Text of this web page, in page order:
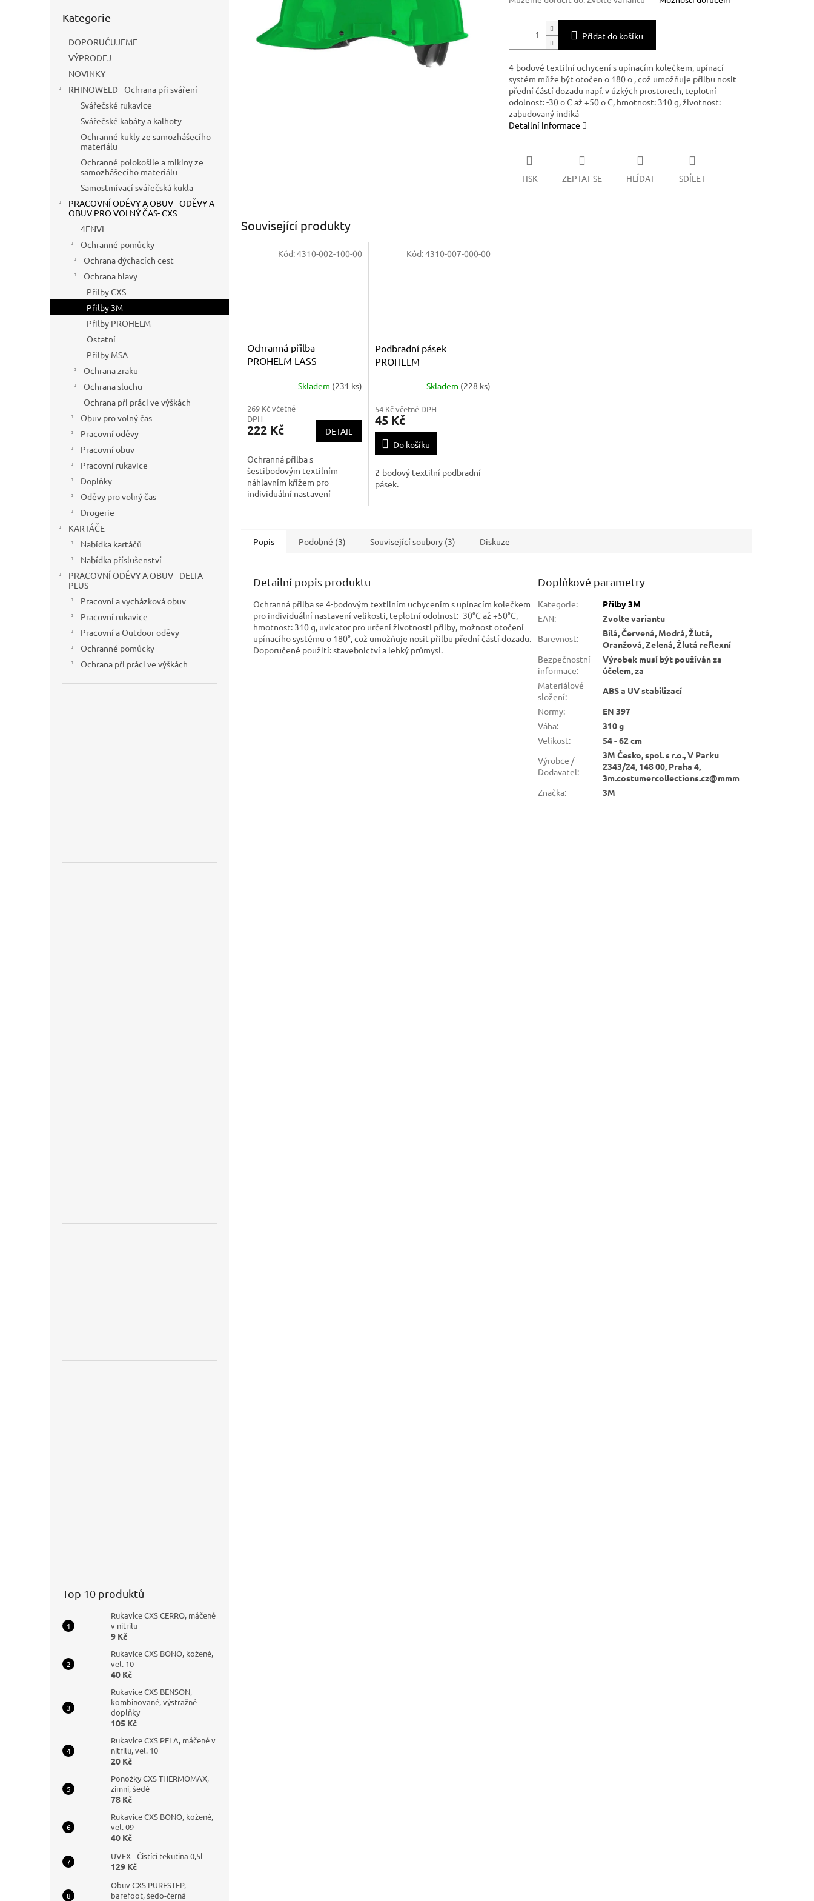
kategorie
Kategorie
DOPORUČUJEME
VÝPRODEJ
NOVINKY
RHINOWELD - Ochrana při sváření
Svářečské rukavice
Svářečské kabáty a kalhoty
Ochranné kukly ze samozhášecího
materiálu
Ochranné polokošile a mikiny ze
samozhášecího materiálu
Samostmívací svářečská kukla
PRACOVNÍ ODĚVY A OBUV - ODĚVY A
OBUV PRO VOLNÝ ČAS- CXS
4ENVI
Ochranné pomůcky
Ochrana dýchacích cest
Ochrana hlavy
Přilby CXS
Přilby 3M
Přilby PROHELM
Ostatní
Přilby MSA
Ochrana zraku
Ochrana sluchu
Ochrana při práci ve výškách
Obuv pro volný čas
Pracovní oděvy
Pracovní obuv
Pracovní rukavice
Doplňky
Oděvy pro volný čas
Drogerie
KARTÁČE
Nabídka kartáčů
Nabídka příslušenství
PRACOVNÍ ODĚVY A OBUV - DELTA
PLUS
Pracovní a vycházková obuv
Pracovní rukavice
Pracovní a Outdoor oděvy
Ochranné pomůcky
Ochrana při práci ve výškách
Top 10 produktů
Rukavice CXS CERRO, máčené
v nitrilu
9 Kč
Rukavice CXS BONO, kožené,
vel. 10
40 Kč
Rukavice CXS BENSON,
kombinované, výstražné
doplňky
105 Kč
Rukavice CXS PELA, máčené v
nitrilu, vel. 10
20 Kč
Ponožky CXS THERMOMAX,
zimní, šedé
78 Kč
Rukavice CXS BONO, kožené,
vel. 09
40 Kč
UVEX - Čistící tekutina 0,5l
129 Kč
Obuv CXS PURESTEP,
barefoot, šedo-černá
Přidat do košíku
4-bodové textilní uchycení s upínacím kolečkem, upínací
systém může být otočen o 180 o , což umožňuje přilbu nosit
přední částí dozadu např. v úzkých prostorech, teplotní
odolnost: -30 o C až +50 o C, hmotnost: 310 g, životnost:
zabudovaný indiká
Detailní informace
TISK ZEPTAT SE HLÍDAT SDÍLET
Související produkty
Ochranná přilba
PROHELM LASS
Skladem (231 ks)
269 Kč včetně
DPH
222 Kč DETAIL
Ochranná přilba s
šestibodovým textilním
náhlavním křížem pro
individuální nastavení
odolná vůči teplotám -20
Kód:4310-002-100-00
Podbradní pásek
PROHELM
Skladem (228 ks)
54 Kč včetně DPH
45 Kč
Do košíku
2-bodový textilní podbradní
pásek.
Kód:4310-007-000-00
Popis Podobné (3) Související soubory (3) Diskuze
Detailní popis produktu
Ochranná přilba se 4-bodovým textilním uchycením s upínacím kolečkem
pro individuální nastavení velikosti, teplotní odolnost: -30°C až +50°C,
hmotnost: 310 g, uvicator pro určení životnosti přilby, možnost otočení
upínacího systému o 180°, což umožňuje nosit přilbu přední částí dozadu.
Doporučené použití: stavebnictví a lehký průmysl.
Doplňkové parametry
Kategorie:
Přilby 3M
EAN:
Zvolte variantu
Barevnost:
Bílá, Červená, Modrá, Žlutá,
Oranžová, Zelená, Žlutá reflexní
Bezpečnostní
informace:
Výrobek musí být používán za
účelem, za
Materiálové
složení:
ABS a UV stabilizací
Normy:
EN 397
Váha:
310 g
Velikost:
54 - 62 cm
Výrobce /
Dodavatel:
3M Česko, spol. s r.o., V Parku
2343/24, 148 00, Praha 4,
3m.costumercollections.cz@mmm
Značka: 3M